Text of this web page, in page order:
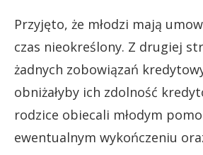
Przyjęto, że młodzi mają
czas nieokreślony. Z drugiej
żadnych zobowiązań
obniżałyby ich zdolność
rodzice obiecali młodym
ewentualnym wykończeniu